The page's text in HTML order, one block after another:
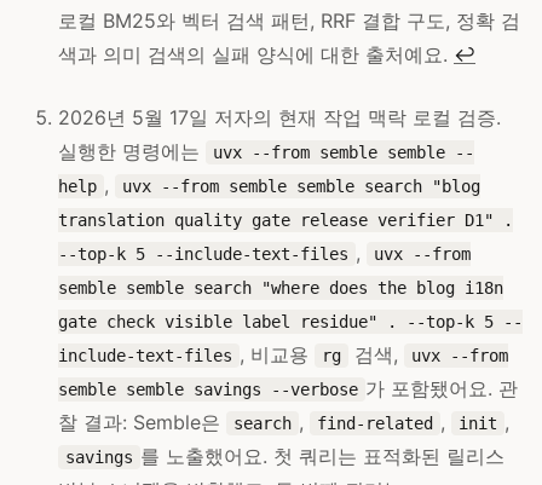
로컬 BM25와 벡터 검색 패턴, RRF 결합 구도, 정확 검
색과 의미 검색의 실패 양식에 대한 출처예요. ↩
2026년 5월 17일 저자의 현재 작업 맥락 로컬 검증.
실행한 명령에는
uvx --from semble semble --
help ,
uvx --from semble semble search "blog
translation quality gate release verifier D1" .
--top-k 5 --include-text-files ,
uvx --from
semble semble search "where does the blog i18n
gate check visible label residue" . --top-k 5 --
include-text-files , 비교용 rg 검색,
uvx --from
semble semble savings --verbose 가 포함됐어요. 관
찰 결과: Semble은
search , find-related , init ,
savings 를 노출했어요. 첫 쿼리는 표적화된 릴리스